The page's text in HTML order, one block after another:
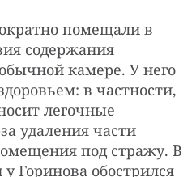
помещали в
содержания
камере. У него
в частности,
легочные
удаления части
под стражу. В
Горинова обострился